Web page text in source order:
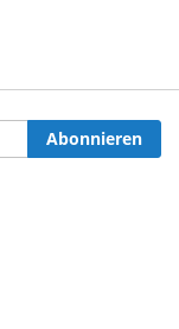
Abonnieren